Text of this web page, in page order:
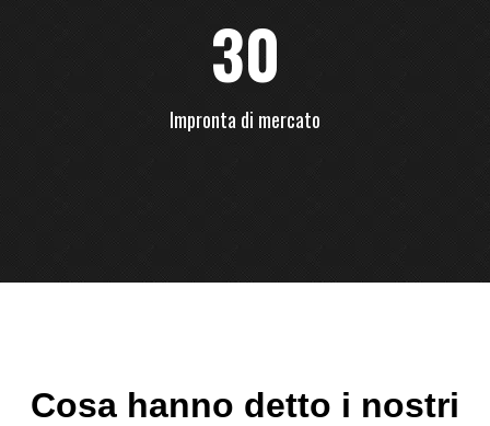
30
Impronta di mercato
Cosa hanno detto i nostri